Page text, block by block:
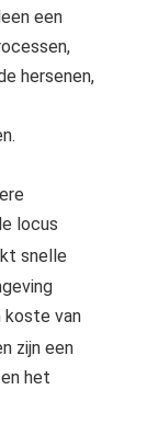
een
hersenen,
locus
snelle
koste van
zijn een
het